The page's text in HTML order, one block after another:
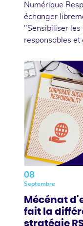
Numérique
échanger
"Sensibiliser les
responsables et
08
Septembre
Mécénat
fait la
stratégie